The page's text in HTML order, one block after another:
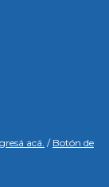
acá. / Botón de